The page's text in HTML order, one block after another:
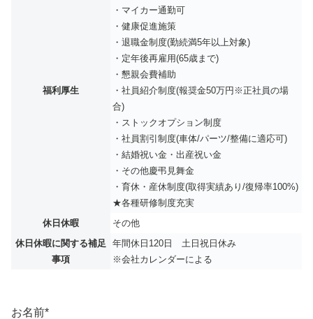
福利厚生
・マイカー通勤可
・健康促進施策
・退職金制度(勤続満5年以上対象)
・定年後再雇用(65歳まで)
・懇親会費補助
・社員紹介制度(報奨金50万円※正社員の場
合)
・ストックオプション制度
・社員割引制度(車体/パーツ/整備に適応可)
・結婚祝い金・出産祝い金
・その他慶弔見舞金
・育休・産休制度(取得実績あり/復帰率100%)
★各種研修制度充実
休日休暇
その他
休日休暇に関する補足
事項
年間休日120日 土日祝日休み
※会社カレンダーによる
お名前*